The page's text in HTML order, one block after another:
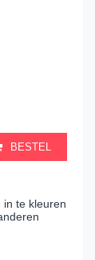
BESTEL
in te kleuren